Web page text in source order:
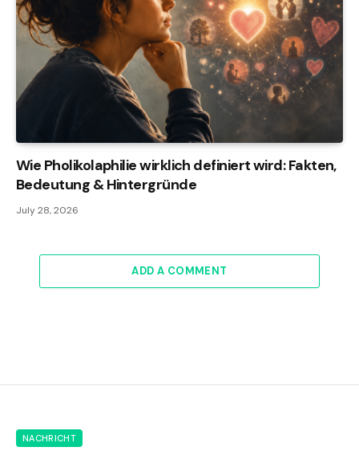
Wie Pholikolaphilie wirklich definiert wird: Fakten,
Bedeutung & Hintergründe
July 28, 2026
ADD A COMMENT
NACHRICHT